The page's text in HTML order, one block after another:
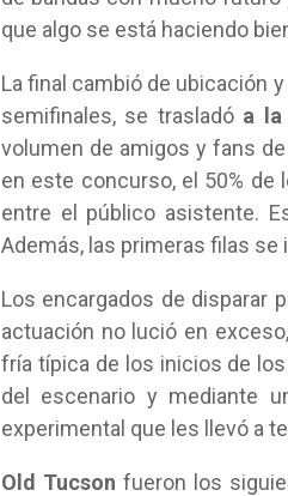
que algo se está haciendo
La final cambió de ubicación y
semifinales, se trasladóa la
volumen de amigos y fans
en este concurso, el 50% de
entre el público asistente.
Además, las primeras filas se
Los encargados de disparar
actuación no lució en
fría típica de los inicios de
del escenario y mediante
experimental que les llevó a
Old Tucson fueron los